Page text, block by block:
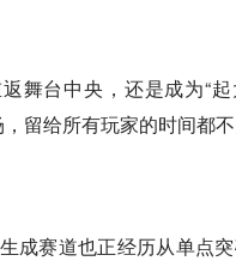
舞台中央，还是成为“
留给所有玩家的时间都不
成赛道也正经历从单点